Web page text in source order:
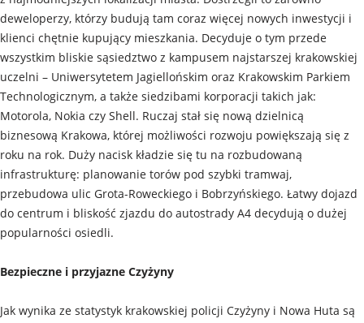
deweloperzy, którzy budują tam coraz więcej nowych inwestycji i
klienci chętnie kupujący mieszkania. Decyduje o tym przede
wszystkim bliskie sąsiedztwo z kampusem najstarszej krakowskiej
uczelni – Uniwersytetem Jagiellońskim oraz Krakowskim Parkiem
Technologicznym, a także siedzibami korporacji takich jak:
Motorola, Nokia czy Shell. Ruczaj stał się nową dzielnicą
biznesową Krakowa, której możliwości rozwoju powiększają się z
roku na rok. Duży nacisk kładzie się tu na rozbudowaną
infrastrukturę: planowanie torów pod szybki tramwaj,
przebudowa ulic Grota-Roweckiego i Bobrzyńskiego. Łatwy dojazd
do centrum i bliskość zjazdu do autostrady A4 decydują o dużej
popularności osiedli.
Bezpieczne i przyjazne Czyżyny
Jak wynika ze statystyk krakowskiej policji Czyżyny i Nowa Huta są